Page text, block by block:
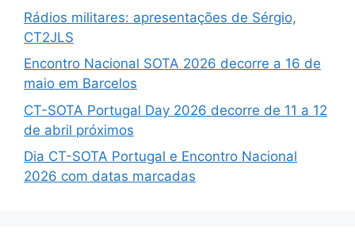
Rádios militares: apresentações de Sérgio,
CT2JLS
Encontro Nacional SOTA 2026 decorre a 16 de
maio em Barcelos
CT-SOTA Portugal Day 2026 decorre de 11 a 12
de abril próximos
Dia CT-SOTA Portugal e Encontro Nacional
2026 com datas marcadas